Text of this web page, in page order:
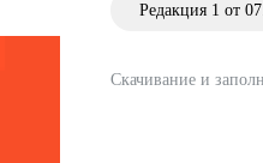
Редакция 1 от
Скачивание и